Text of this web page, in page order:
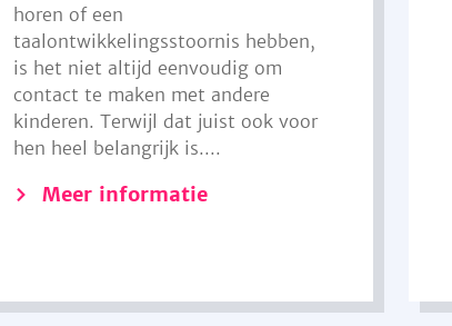
horen of een
taalontwikkelingsstoornis hebben,
is het niet altijd eenvoudig om
contact te maken met andere
kinderen. Terwijl dat juist ook voor
hen heel belangrijk is....
Meer informatie